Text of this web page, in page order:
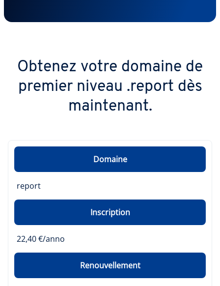
Obtenez votre domaine de
premier niveau .report dès
maintenant.
Domaine
report
Inscription
22,40 €/anno
Renouvellement